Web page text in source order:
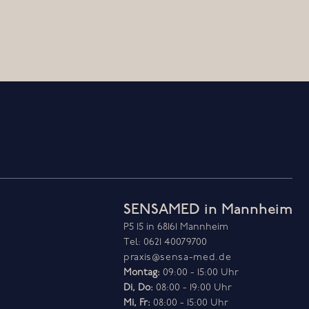
SENSAMED in Mannheim
P5 15 in 68161 Mannheim
Tel: 0621 40079700
praxis@sensa-med.de
Montag:
Di, Do:
Mi, Fr: 08:00 - 15:00 Uhr